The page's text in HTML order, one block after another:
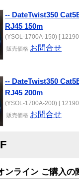
-- DateTwist350
RJ45 150m
(YSOL-1700A-150) [
販売価格 お問合せ
-- DateTwist350
RJ45 200m
(YSOL-1700A-200) [
販売価格 お問合せ
ンライン ご購入の